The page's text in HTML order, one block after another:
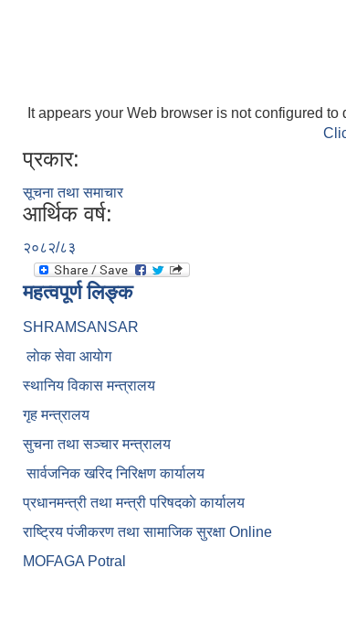
It appears your Web browser is not configured to
प्रकार:
सूचना तथा समाचार
आर्थिक वर्ष:
२०८२/८३
महत्वपूर्ण लिङ्क
SHRAMSANSAR
लाेक सेवा आयाेग
स्थानिय विकास मन्त्रालय
गृह मन्त्रालय
सुचना तथा सञ्चार मन्त्रालय
सार्वजनिक खरिद निरिक्षण कार्यालय
प्रधानमन्त्री तथा मन्त्री परिषदकाे कार्यालय
राष्ट्रिय पंजीकरण तथा सामाजिक सुरक्षा Online
MOFAGA Potral